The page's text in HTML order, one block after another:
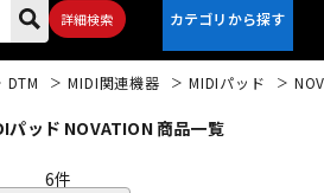
詳細検索
DTM MIDI関連機器 MIDIパッド
パッド NOVATION 商品一覧
6件